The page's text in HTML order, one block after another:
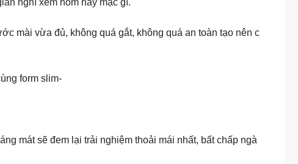
nghĩ xem hôm nay mặc gì.
mài vừa đủ, không quá gắt, không quá an toàn tạo nên c
form slim-
mát sẽ đem lại trải nghiệm thoải mái nhất, bất chấp ngà